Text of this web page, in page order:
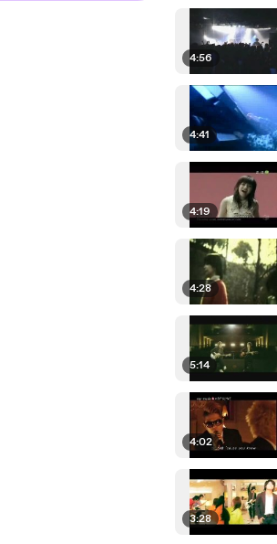
4:56
4:41
4:19
4:28
5:14
4:02
3:28